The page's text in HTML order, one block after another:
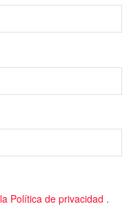
la Política de privacidad .